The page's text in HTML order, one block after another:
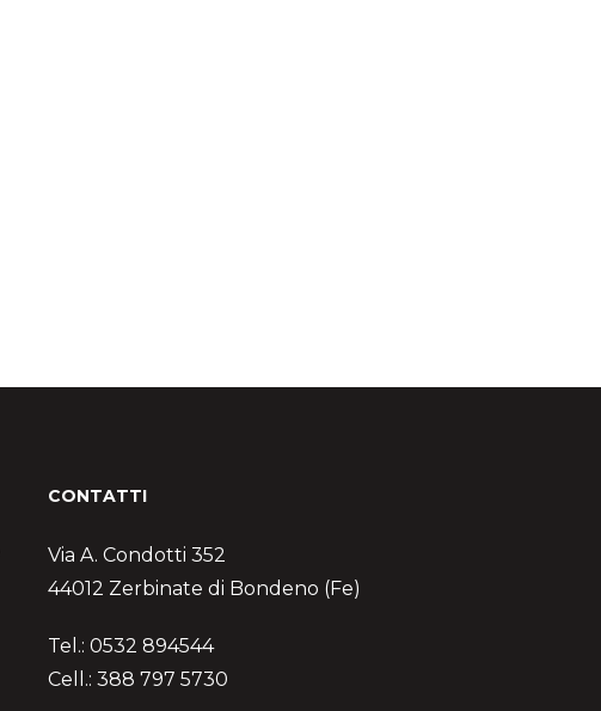
CONTATTI
Via A. Condotti 352
44012 Zerbinate di Bondeno (Fe)
Tel.: 0532 894544
Cell.: 388 797 5730